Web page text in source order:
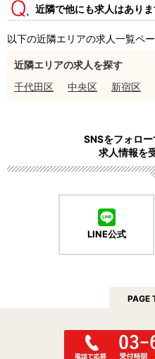
近隣で他にも求人はありま
以下の近隣エリアの求人一覧ペ
近隣エリアの求人を探す
千代田区
中央区 新宿区
SNSをフォロ
求人情報を
LINE公式
PAGE